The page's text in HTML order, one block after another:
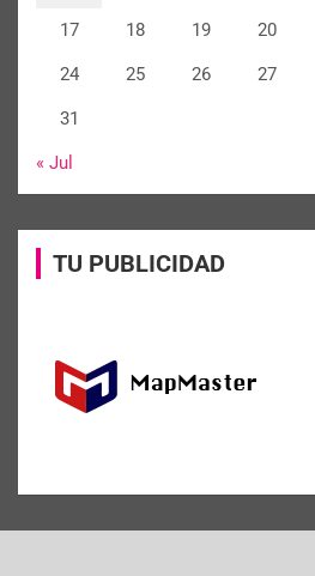
17 18 19 20
24 25 26 27
31
« Jul
TU PUBLICIDAD